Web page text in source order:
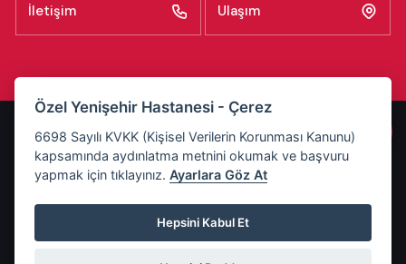
İletişim Ulaşım
KVKK Aydınlatma Metni
Basın Odası
Refakatçı Kuralları
Ziyaretçi Saatleri
Son Güncellenme Tarihi:4 Ağustos 2026 Salı
Özel Yenişehir Hastanesi - Çerez
6698 Sayılı KVKK (Kişisel Verilerin Korunması Kanunu)
kapsamında aydınlatma metnini okumak ve başvuru
yapmak için tıklayınız.Ayarlara Göz At
Hepsini Kabul Et